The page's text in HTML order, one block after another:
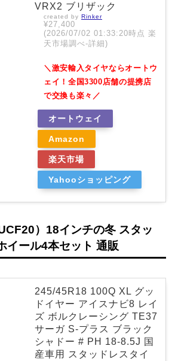
VRX2 ブリザック
created by Rinker
¥27,400
(2026/07/02 01:33:20時点 楽
天市場調べ-詳細)
＼激安輸入タイヤならオートウ
ェイ！全国3300店舗の提携店
で交換も楽々／
オートウェイ
Amazon
楽天市場
Yahooショッピング
）18インチの冬 スタッ
イール4本セット 通販
245/45R18 100Q XL グッ
ドイヤー アイスナビ8 レイ
ズ ボルクレーシング TE37
サーガ S-プラス ブラック
シャドー # PH 18-8.5J 国
産車用 スタッドレスタイ